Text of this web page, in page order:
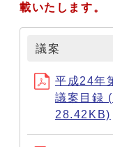
載いたします。
議案
平成24年
議案目録
28.42KB)